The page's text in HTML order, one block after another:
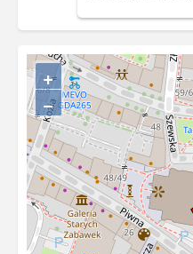
wcześniejsze
+
−